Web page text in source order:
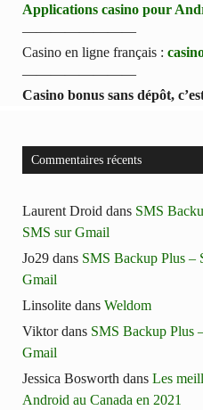
Applications casino pour
————————
Casino en ligne français :
————————
Casino bonus sans dépôt,
Commentaires récents
Laurent Droid dans SMS
SMS sur Gmail
Jo29 dans SMS Backup Plus –
Gmail
Linsolite dans Weldom
Viktordans SMS Backup Plus
Gmail
Jessica Bosworth dans Les
Android au Canada en 2021